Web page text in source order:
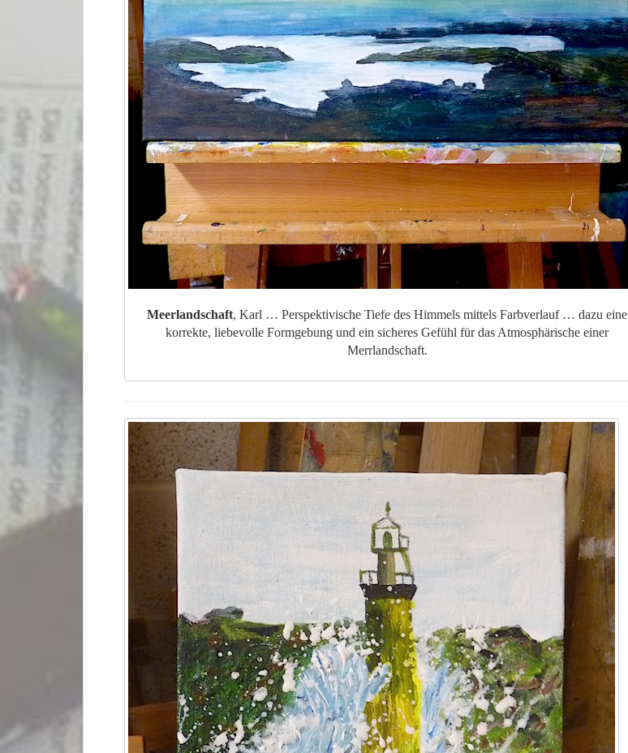
Meerlandschaft, Karl … Perspektivische Tiefe des Himmels mittels Farbverlauf … dazu eine
korrekte, liebevolle Formgebung und ein sicheres Gefühl für das Atmosphärische einer
Merrlandschaft.